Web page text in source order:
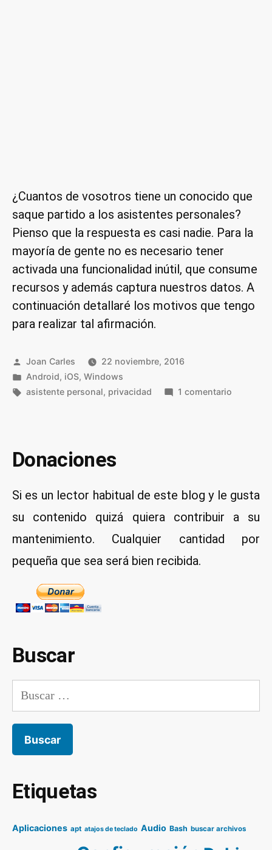
¿Cuantos de vosotros tiene un conocido que
saque partido a los asistentes personales?
Pienso que la respuesta es casi nadie. Para la
mayoría de gente no es necesario tener
activada una funcionalidad inútil, que consume
recursos y además captura nuestros datos. A
continuación detallaré los motivos que tengo
para realizar tal afirmación.
Publicado
por
Joan Carles
22 noviembre, 2016
Publicado
en
Android, iOS,Windows
Etiquetas:
asistente personal, privacidad 1 comentario
en
Android
Donaciones
Si es un lector habitual de este blog y le gusta
su contenido quizá quiera contribuir a su
mantenimiento. Cualquier cantidad por
pequeña que sea será bien recibida.
Buscar
Buscar:
Etiquetas
Aplicaciones apt atajos de teclado Audio Bash buscar archivos